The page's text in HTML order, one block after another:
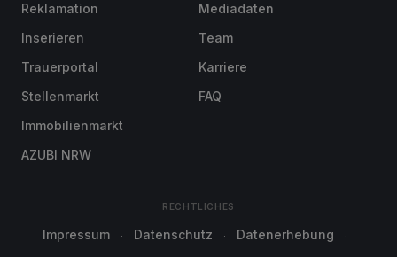
Reklamation
Inserieren
Trauerportal
Stellenmarkt
Immobilienmarkt
AZUBI NRW
Mediadaten
Team
Karriere
FAQ
RECHTLICHES
Impressum Datenschutz
Datenerhebung